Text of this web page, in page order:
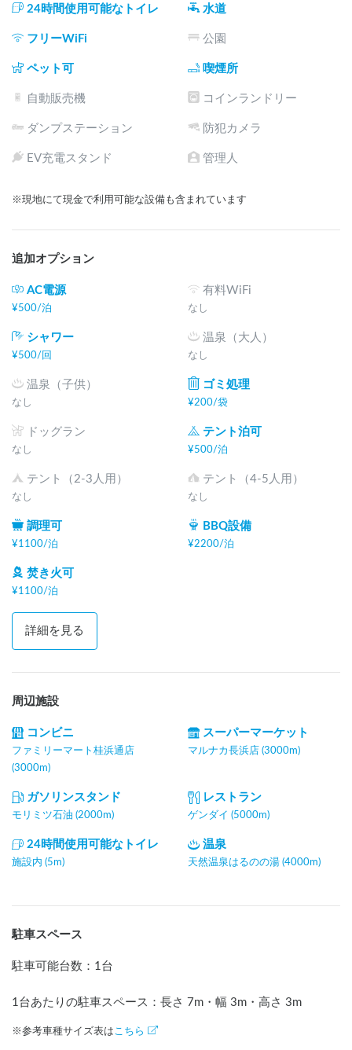
◉アロハビレッジ内のご案内
に分かれます。』
◆ご予約：南エリア車中泊1区画［￥3,500-/1台(4名様)］
南エリアにはVillageHause(受付棟)を中心にCafé＆Shop・お手
洗い(2カ所)やシャワー施設(2カ所)を完備。
また、広場には、それぞれのテーマを持った小屋＆テラスが
プレゼント！
24時間使用可能なトイレ 水道
フリーWiFi 公園
ペット可 喫煙所
自動販売機 コインランドリー
ダンプステーション 防犯カメラ
EV充電スタンド 管理人
※現地にて現金で利用可能な設備も含まれています
追加オプション
AC電源
¥500/泊
有料WiFi
なし
シャワー
¥500/回
温泉（大人）
なし
温泉（子供）
なし
ゴミ処理
¥200/袋
ドッグラン
なし
テント泊可
¥500/泊
テント（2-3人用）
なし
テント（4-5人用）
なし
調理可
¥1100/泊
BBQ設備
¥2200/泊
焚き火可
¥1100/泊
詳細を見る
周辺施設
コンビニ
ファミリーマート桂浜通店
(3000m)
スーパーマーケット
マルナカ長浜店 (3000m)
ガソリンスタンド
モリミツ石油 (2000m)
レストラン
ゲンダイ (5000m)
24時間使用可能なトイレ
施設内 (5m)
温泉
天然温泉はるのの湯 (4000m)
駐車スペース
駐車可能台数 ： 1台
1台あたりの駐車スペース：長さ 7m ・幅 3m ・高さ 3m
※参考車種サイズ表は こちら